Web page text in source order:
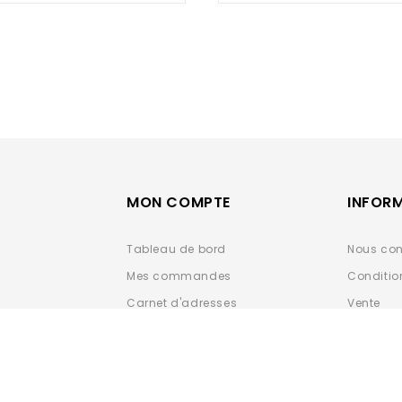
MON COMPTE
Tableau de bord
Mes commandes
Carnet d'adresses
Nous
Vente